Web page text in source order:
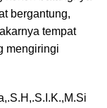
bergantung,
tempat
mengiringi